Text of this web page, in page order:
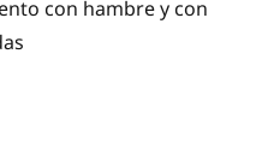
con hambre y con